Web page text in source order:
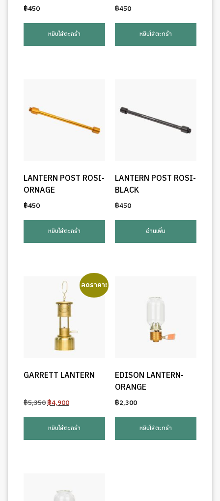
฿450
หยิบใส่ตะกร้า
฿450
หยิบใส่ตะกร้า
LANTERN POST ROSI-
ORNAGE
฿450
หยิบใส่ตะกร้า
LANTERN POST ROSI-
BLACK
฿450
อ่านเพิ่ม
ลดราคา!
GARRETT LANTERN
฿5,350Original
was:
฿5,350.
฿4,900Current
฿4,900.
หยิบใส่ตะกร้า
EDISON LANTERN-
ORANGE
฿2,300
หยิบใส่ตะกร้า